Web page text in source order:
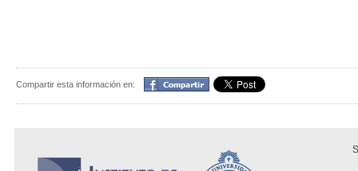
Compartir esta información en: Compartir